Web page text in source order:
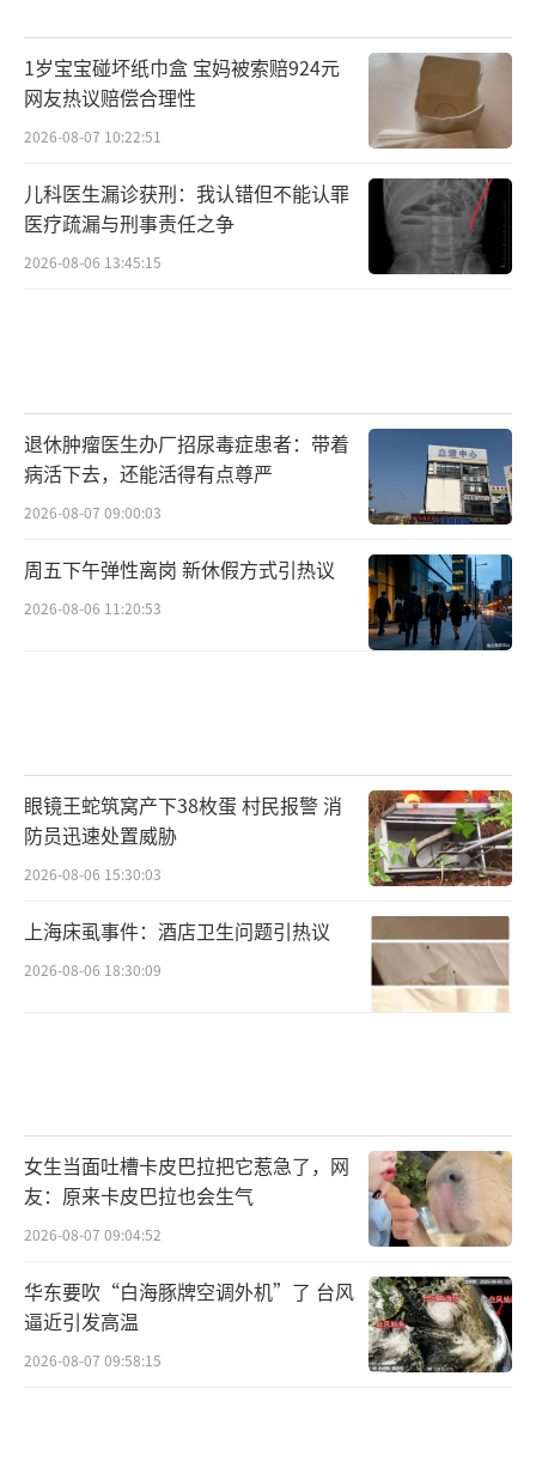
1岁宝宝碰坏纸巾盒 宝妈被索赔924元
网友热议赔偿合理性
2026-08-07 10:22:51
儿科医生漏诊获刑：我认错但不能认罪
医疗疏漏与刑事责任之争
2026-08-06 13:45:15
退休肿瘤医生办厂招尿毒症患者：带着
病活下去，还能活得有点尊严
2026-08-07 09:00:03
周五下午弹性离岗 新休假方式引热议
2026-08-06 11:20:53
眼镜王蛇筑窝产下38枚蛋 村民报警 消
防员迅速处置威胁
2026-08-06 15:30:03
上海床虱事件：酒店卫生问题引热议
2026-08-06 18:30:09
女生当面吐槽卡皮巴拉把它惹急了，网
友：原来卡皮巴拉也会生气
2026-08-07 09:04:52
华东要吹“白海豚牌空调外机”了 台风
逼近引发高温
2026-08-07 09:58:15